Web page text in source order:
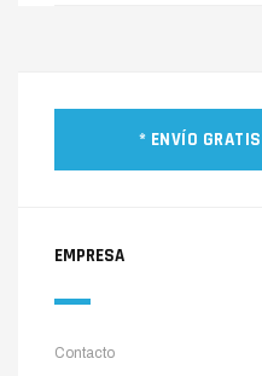
* ENVÍO
EMPRESA
Contacto